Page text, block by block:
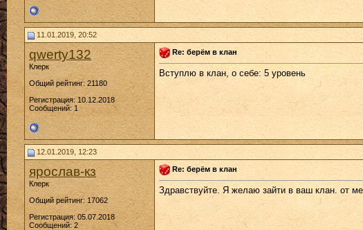
11.01.2019, 20:52
qwerty132
Клерк
Общий рейтинг: 21180
Регистрация: 10.12.2018
Сообщений: 1
Re: берём в клан
Вступлю в клан, о себе: 5 уровень
12.01.2019, 12:23
ярослав-кз
Клерк
Общий рейтинг: 17062
Регистрация: 05.07.2018
Сообщений: 2
Re: берём в клан
Здравствуйте. Я желаю зайти в ваш клан. от